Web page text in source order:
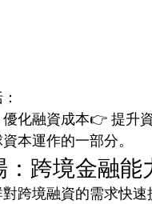
化融資成本👉 提升
本運作的一部分。
跨境金融能
跨境融資的需求快速